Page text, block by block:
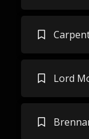
Lord